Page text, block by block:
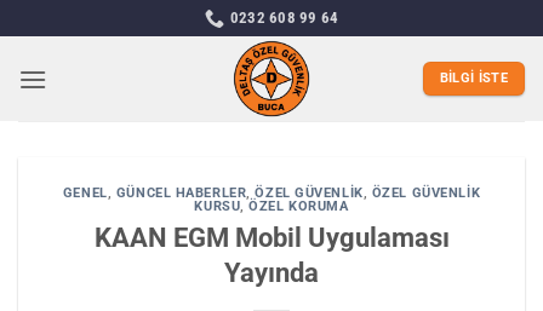
atla
0232 608 99 64
BILGI İSTE
GENEL, GÜNCEL HABERLER,ÖZEL GÜVENLIK, ÖZEL GÜVENLIK
KURSU,ÖZEL KORUMA
KAAN EGM Mobil Uygulaması
Yayında